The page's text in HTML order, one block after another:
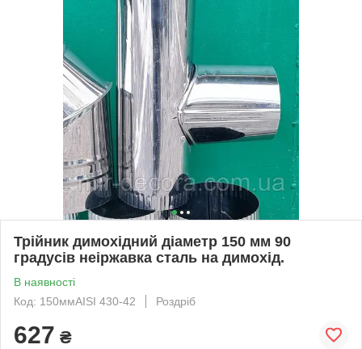
Трійник димохідний діаметр 150 мм 90
градусів неіржавка сталь на димохід.
В наявності
Код: 150ммAISI 430-42
Роздріб
627 ₴